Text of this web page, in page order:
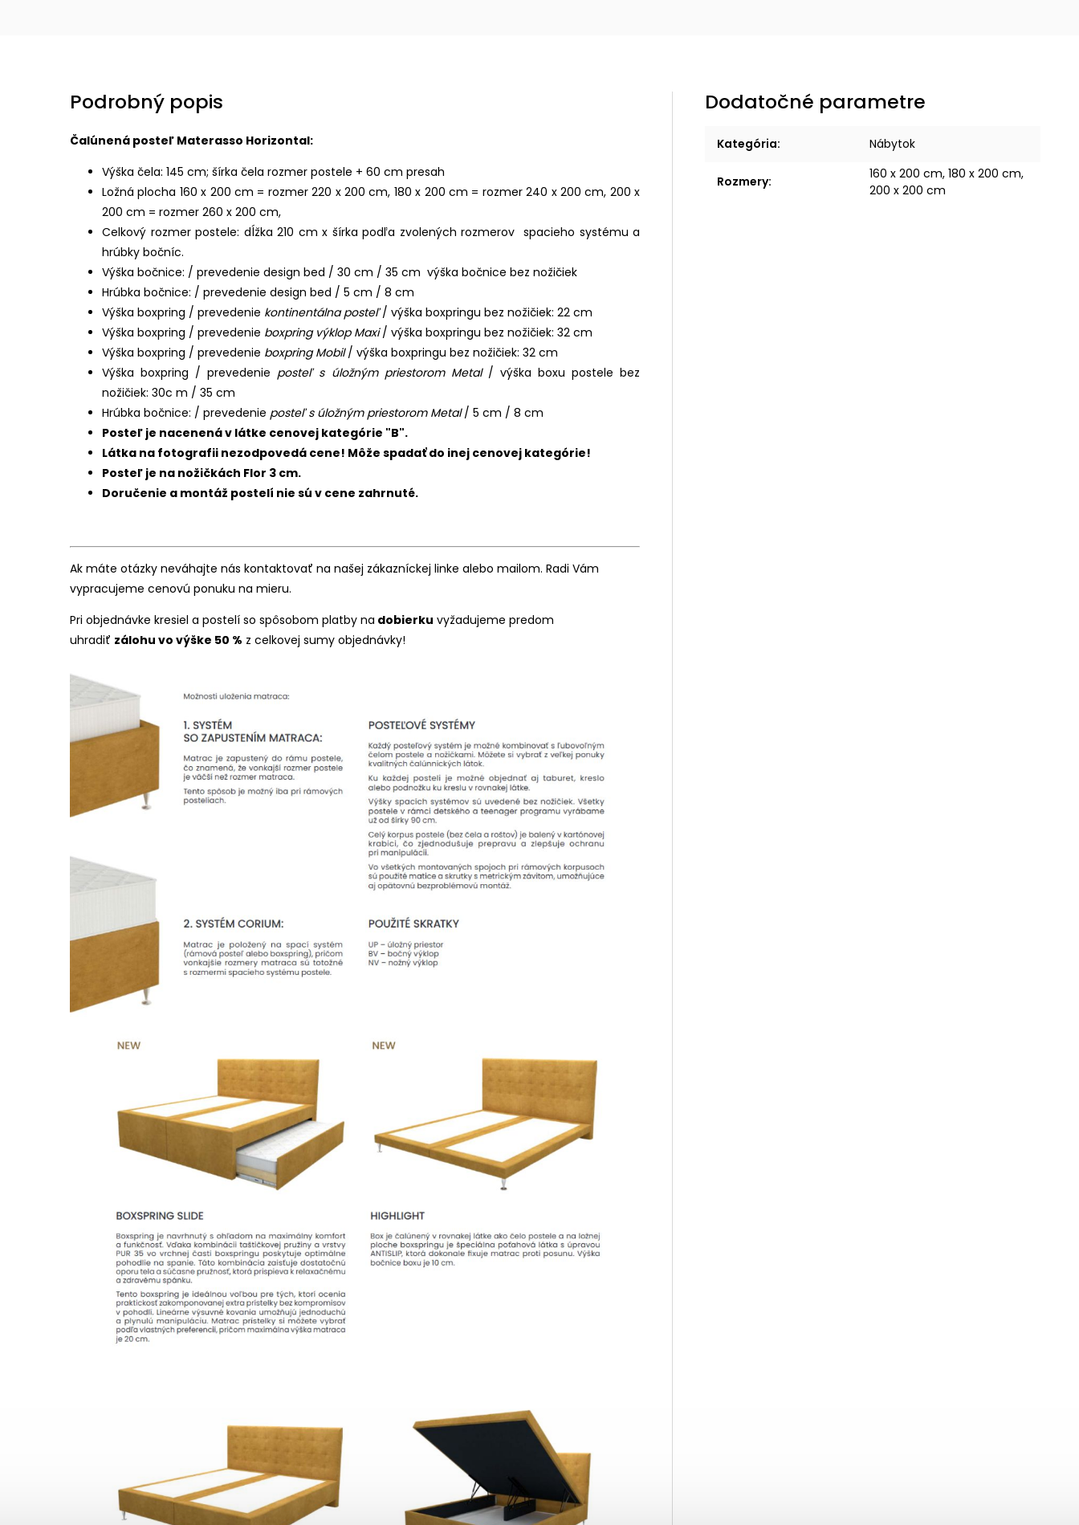
Podrobný popis
Čalúnená posteľ Materasso Horizontal:
Výška čela: 145 cm; šírka čela rozmer postele + 60 cm presah
Ložná plocha 160 x 200 cm = rozmer 220 x 200 cm, 180 x 200 cm = rozmer 240 x 200 cm, 200 x
200 cm = rozmer 260 x 200 cm,
Celkový rozmer postele: dĺžka 210 cm x šírka podľa zvolených rozmerov spacieho systému a
hrúbky bočníc.
Výška bočnice: / prevedenie design bed / 30 cm / 35 cm výška bočnice bez nožičiek
Hrúbka bočnice: / prevedenie design bed / 5 cm / 8 cm
Výška boxpring / prevedenie kontinentálna posteľ/ výška boxpringu bez nožičiek: 22 cm
Výška boxpring / prevedenie boxpring výklop Maxi/ výška boxpringu bez nožičiek: 32 cm
Výška boxpring / prevedenie boxpring Mobil/ výška boxpringu bez nožičiek: 32 cm
Výška boxpring / prevedenie posteľ s úložným priestorom Metal/ výška boxu postele bez
nožičiek: 30c m / 35 cm
Hrúbka bočnice: / prevedenie posteľ s úložným priestorom Metal/ 5 cm / 8 cm
Posteľ je nacenená v látke cenovej kategórie "B".
Látka na fotografii nezodpovedá cene! Môže spadať do inej cenovej kategórie!
Posteľ je na nožičkách Flor 3 cm.
Doručenie a montáž postelí nie sú v cene zahrnuté.
Ak máte otázky neváhajte nás kontaktovať na našej zákazníckej linke alebo mailom. Radi Vám
vypracujeme cenovú ponuku na mieru.
Pri objednávke kresiel a postelí so spôsobom platby na dobierku vyžadujeme predom
uhradiť zálohu vo výške 50 % z celkovej sumy objednávky!
Dodatočné parametre
Kategória: Nábytok
Rozmery:
160 x 200 cm, 180 x 200 cm,
200 x 200 cm